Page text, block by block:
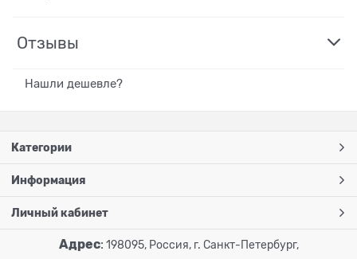
Отзывы
Нашли дешевле?
Категории
Информация
Личный кабинет
Адрес: 198095, Россия, г. Санкт-Петербург,